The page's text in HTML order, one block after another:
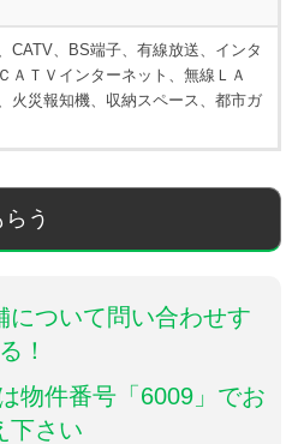
CATV、BS端子、有線放送、インタ
ＡＴＶインターネット、無線ＬＡ
火災報知機、収納スペース、都市ガ
う
について問い合わせす
る！
物件番号「6009」でお
下さい